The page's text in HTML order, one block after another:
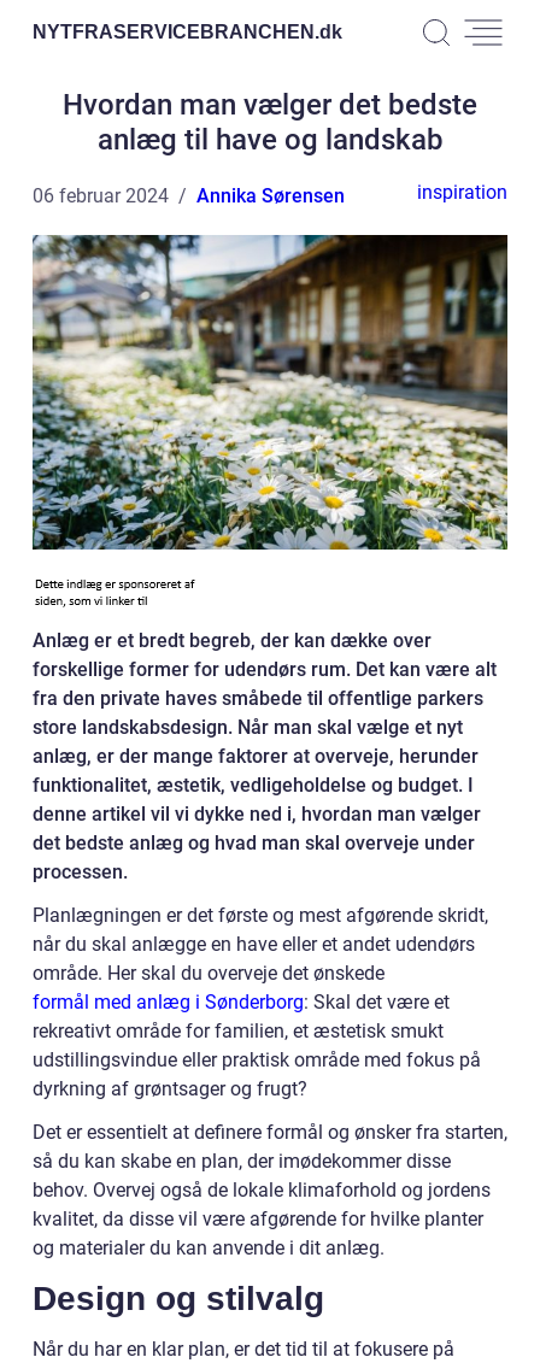
NYTFRASERVICEBRANCHEN.dk
Hvordan man vælger det bedste
anlæg til have og landskab
06 februar 2024 Annika Sørensen inspiration
Anlæg er et bredt begreb, der kan dække over
forskellige former for udendørs rum. Det kan være alt
fra den private haves småbede til offentlige parkers
store landskabsdesign. Når man skal vælge et nyt
anlæg, er der mange faktorer at overveje, herunder
funktionalitet, æstetik, vedligeholdelse og budget. I
denne artikel vil vi dykke ned i, hvordan man vælger
det bedste anlæg og hvad man skal overveje under
processen.
Planlægningen er det første og mest afgørende skridt,
når du skal anlægge en have eller et andet udendørs
område. Her skal du overveje det ønskede
formål med anlæg i Sønderborg: Skal det være et
rekreativt område for familien, et æstetisk smukt
udstillingsvindue eller praktisk område med fokus på
dyrkning af grøntsager og frugt?
Det er essentielt at definere formål og ønsker fra starten,
så du kan skabe en plan, der imødekommer disse
behov. Overvej også de lokale klimaforhold og jordens
kvalitet, da disse vil være afgørende for hvilke planter
og materialer du kan anvende i dit anlæg.
Design og stilvalg
Når du har en klar plan, er det tid til at fokusere på